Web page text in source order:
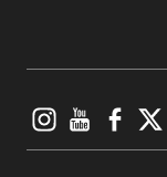
X